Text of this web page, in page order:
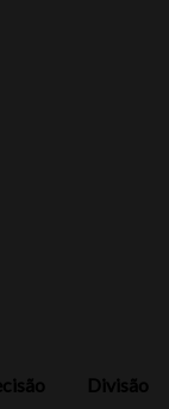
Divisão